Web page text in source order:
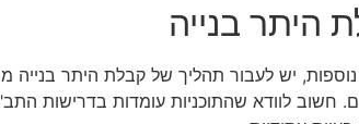
היתר בנייה
נוספות, יש לעבור תהליך של קבלת היתר
חשוב לוודא שהתוכניות עומדות בדרישות